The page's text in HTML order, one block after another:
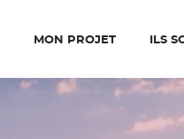
MON PROJET ILS